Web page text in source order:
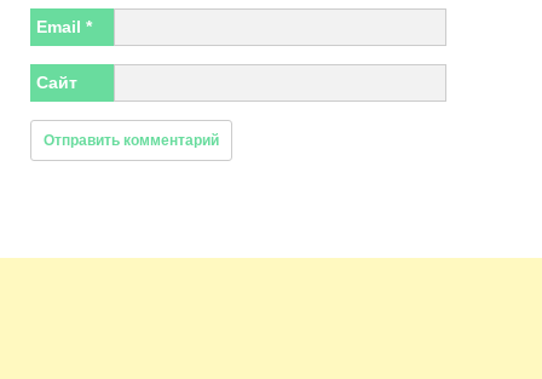
Email *
Сайт